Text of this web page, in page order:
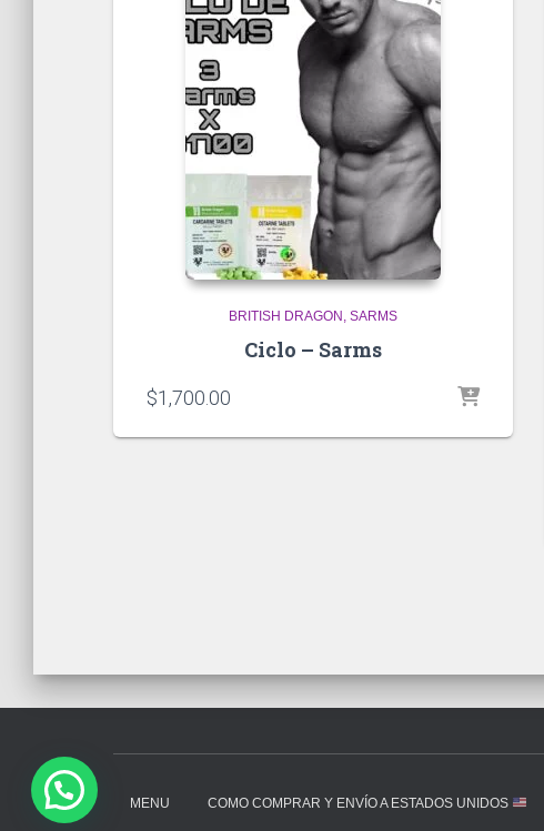
BRITISH DRAGON SARMS
Ciclo – Sarms
$1,700.00
MENU COMO COMPRAR Y ENVÍO A ESTADOS UNIDOS